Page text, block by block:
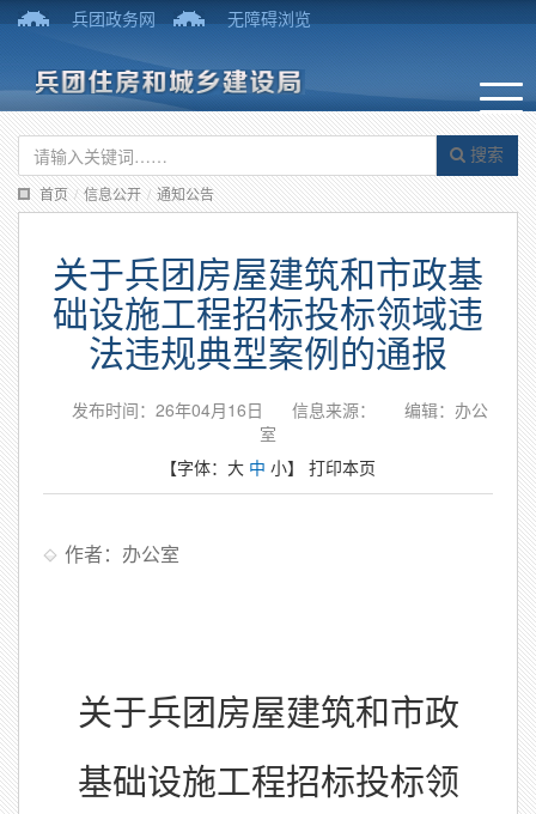
兵团政务网 无障碍浏览
搜索
首页 / 信息公开 / 通知公告
关于兵团房屋建筑和市政基
础设施工程招标投标领域违
法违规典型案例的通报
发布时间：26年04月16日 信息来源：
编辑：办公
室
【字体： 大 中 小】 打印本页
作者：办公室
关于兵团房屋建筑和市政
基础设施工程招标投标领